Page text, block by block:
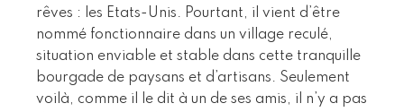
rêves : les Etats-Unis. Pourtant, il vient d’être
nommé fonctionnaire dans un village reculé,
situation enviable et stable dans cette tranquille
bourgade de paysans et d’artisans. Seulement
voilà, comme il le dit à un de ses amis, il n’y a pas